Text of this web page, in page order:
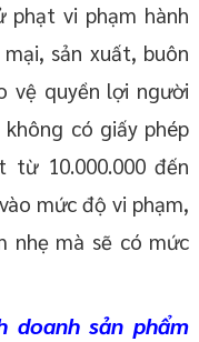
phạt vi phạm hành
sản xuất, buôn
vệ quyền lợi người
có giấy phép
từ 10.000.000 đến
mức độ vi phạm,
nhẹ mà sẽ có mức
doanh sản phẩm